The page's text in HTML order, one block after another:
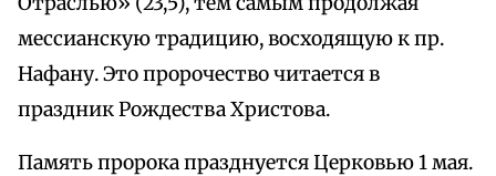
мессианскую традицию, восходящую к пр.
Нафану. Это пророчество читается в
праздник Рождества Христова.
Память пророка празднуется Церковью 1 мая.